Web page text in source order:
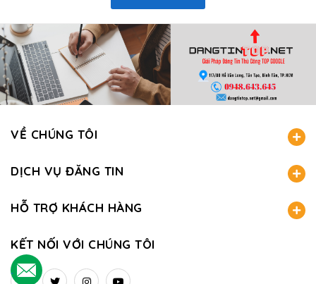
VỀ CHÚNG TÔI
DỊCH VỤ ĐĂNG TIN
HỖ TRỢ KHÁCH HÀNG
KẾT NỐI VỚI CHÚNG TÔI
.